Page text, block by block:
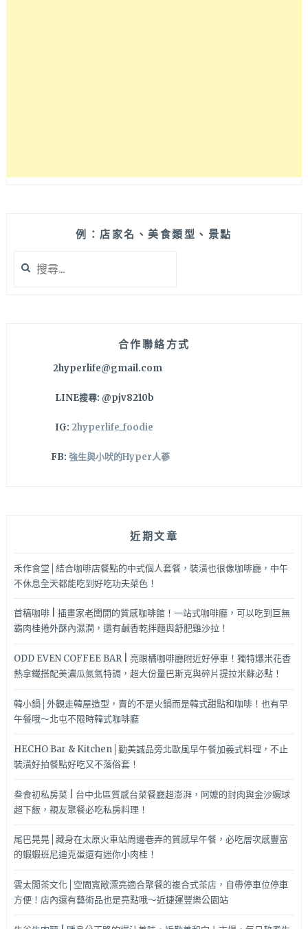
例：店家名、美食類型、景點
尋
合作聯絡方式
2hyperlife@gmail.com
LINE搜尋: @pjv8210b
IG: 2hyperlife_foodie
FB: 強生與小吠的Hyper人蔘
近期文章
禾作食堂│結合咖啡店餐點的中式個人套餐，裝潢也很像咖啡廳，中午
不休息全天都能吃到好吃功夫菜色！
首稿咖啡 | 插畫家老闆開的質感咖啡館！一站式咖啡廳，可以吃到巨無
霸肉桂捲外酥內濕潤，還有鹹香乾拌麵與舒肥雞沙拉！
ODD EVEN COFFEE BAR | 亮眼橘咖啡廳附近好停車！獨特爆米花香
熱拿鐵搭配美濃瓜氮氣特調，超大份量巴斯克與碎片提拉米蘇必點！
韓小鍋│外觀走韓屋造型，賣的不是火鍋而是韓式甜點和咖啡！也有早
午餐哦～北屯不限時韓式咖啡廳
HECHO Bar & Kitchen│勤美誠品旁北歐風早午餐加義式料理，不止
裝潢好拍餐點好吃又不落俗套！
叁食初私房菜 | 台中北區質感台菜餐廳超澎湃，阿嬤的封肉與金沙蝦球
超下飯，親友聚餐必吃私房料理！
尾巴晃晃│藏身在太原火車站周邊巷弄的質感早午餐，必吃層次感豐富
的蝦蝦班尼迪克蛋還有迷你小肉桂！
雲太閒茶文化│空間寬敞漂亮適合聚餐的複合式茶店，自帶停車位停車
方便！店內還有藝術品也是亮點哦～近捷運豐樂公園站